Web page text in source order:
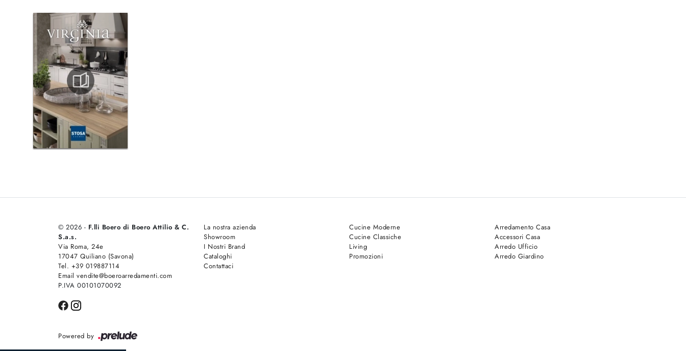
© 2026 - F.lli Boero di Boero Attilio & C.
S.a.s.
Via Roma, 24e
17047 Quiliano (Savona)
Tel. +39 019887114
Email vendite@boeroarredamenti.com
P.IVA 00101070092
La nostra azienda
Showroom
I Nostri Brand
Cataloghi
Contattaci
Cucine Moderne
Cucine Classiche
Living
Promozioni
Arredamento Casa
Accessori Casa
Arredo Ufficio
Arredo Giardino
Powered by